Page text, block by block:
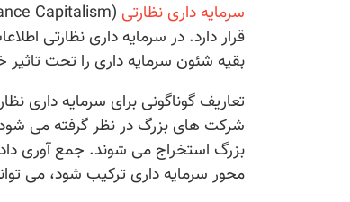
سرمایه داری نظارتی
قرار دارد. در سرمایه داری نظارتی
بقیه شئون سرمایه داری را تحت
تعاریف گوناگونی برای سرمایه داری
شرکت های بزرگ در نظر گرفته می
بزرگ استخراج می شوند. جمع آوری
محور سرمایه داری ترکیب شود، می